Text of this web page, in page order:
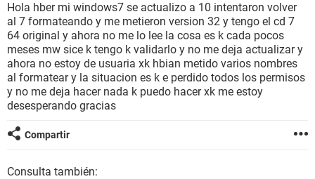
Hola hber mi windows7 se actualizo a 10 intentaron volver
al 7 formateando y me metieron version 32 y tengo el cd 7
64 original y ahora no me lo lee la cosa es k cada pocos
meses mw sice k tengo k validarlo y no me deja actualizar y
ahora no estoy de usuaria xk hbian metido varios nombres
al formatear y la situacion es k e perdido todos los permisos
y no me deja hacer nada k puedo hacer xk me estoy
desesperando gracias
Compartir
Consulta también: